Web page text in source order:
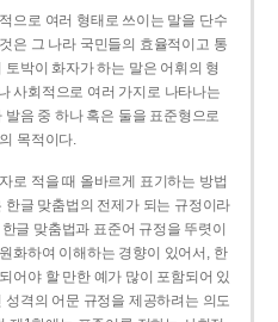
으로 여러 형태로 쓰이는 말을 단수
은 그 나라 국민들의 효율적이고 통
박이 화자가 하는 말은 어휘의 형
사회적으로 여러 가지로 나타나는
음 중 하나 혹은 둘을 표준형으로
목적이다.
로 적을 때 올바르게 표기하는 방법
글 맞춤법의 전제가 되는 규정이라
글 맞춤법과 표준어 규정을 뚜렷이
화하여 이해하는 경향이 있어서, 한
어야 할 만한 예가 많이 포함되어 있
격의 어문 규정을 제공하려는 의도